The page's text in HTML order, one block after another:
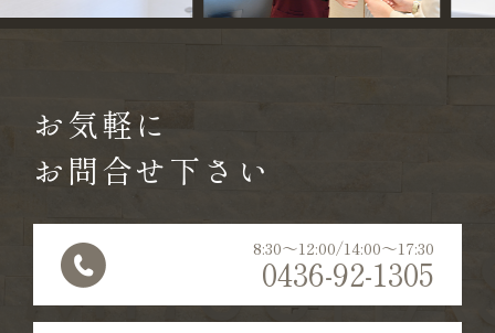
お気軽に
お問合せ下さい
8:30〜12:00/14:00〜17:30
0436-92-1305